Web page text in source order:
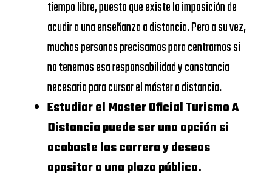
VIU
Universidad
Internacional
de Valencia
https://
UDIMA https://www.udima.es/
Dónde Master
Oficial Turismo
A Distancia:
SCHOOL
OF
ECONOMICS
AND
BUSINESS
UNIVERSIDAD
CALORS III
tiempo libre, puesto que existe la imposición de
acudir a una enseñanza a distancia. Pero a su vez,
muchas personas precisamos para centrarnos si
no tenemos esa responsabilidad y constancia
necesaria para cursar el máster a distancia.
Estudiar el Master Oficial Turismo A
Distancia puede ser una opción si
acabaste las carrera y deseas
opositar a una plaza pública.